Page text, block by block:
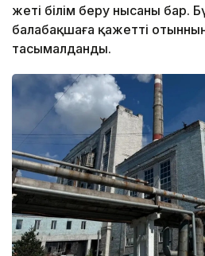
жеті білім беру нысаны бар.
балабақшаға қажетті
тасымалданды.